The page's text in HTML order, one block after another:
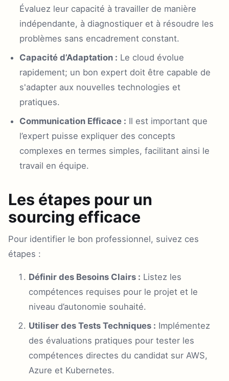
Évaluez leur capacité à travailler de manière
indépendante, à diagnostiquer et à résoudre les
problèmes sans encadrement constant.
Capacité d’Adaptation : Le cloud évolue
rapidement; un bon expert doit être capable de
s'adapter aux nouvelles technologies et
pratiques.
Communication Efficace : Il est important que
l’expert puisse expliquer des concepts
complexes en termes simples, facilitant ainsi le
travail en équipe.
Les étapes pour un
sourcing efficace
Pour identifier le bon professionnel, suivez ces
étapes :
Définir des Besoins Clairs : Listez les
compétences requises pour le projet et le
niveau d’autonomie souhaité.
Utiliser des Tests Techniques : Implémentez
des évaluations pratiques pour tester les
compétences directes du candidat sur AWS,
Azure et Kubernetes.